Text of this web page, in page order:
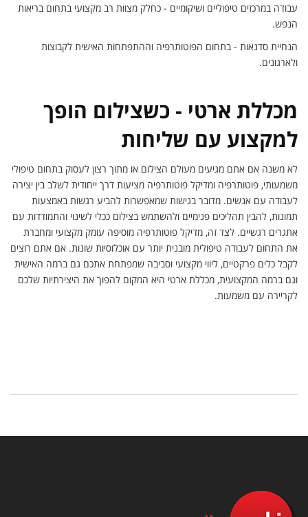
עבודה במרכזים טיפוליים ושיקומיים - כחלק מצוות רב מקצועי בתחום בריאות
הנפש.
הנחיית סדנאות - בתחום הפוטותרפיה וההתפתחות האישית לקבוצות
ולארגונים.
מכללת ארטי - כשצילום הופך
למקצוע עם שליחות
לא משנה אם אתם מגיעים מעולם הצילום או מתוך רצון לעסוק בתחום טיפולי
משמעותי, פוטותרפיה ומדיקל פוטותרפיה מציעות דרך ייחודית לשלב בין יצירה
לעבודה עם אנשים. מדובר בגישות שמאפשרות להביע רגשות באמצעות
תמונות, להבין תהליכים פנימיים ולהשתמש בצילום ככלי לשינוי והתמודדות עם
אתגרים רגשיים. לצד זה, מדיקל פוטותרפיה מוסיפה עומק מקצועי ומחברת
את התחום לעבודה טיפולית מובנית יותר עם אוכלוסיות שונות. אם אתם רוצים
לקבל כלים פרקטיים, ליווי מקצועי וסביבה שמפתחת אתכם גם ברמה האישית
וגם ברמה המקצועית, מכללת ארטי היא המקום להפוך את היצירתיות שלכם
לקריירה עם משמעות.